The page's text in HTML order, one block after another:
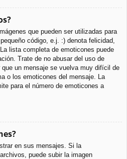
que pueden ser utilizadas para
código, e.j. :) denota felicidad,
lista completa de emoticones puede
Trate de no abusar del uso de
un mensaje se vuelva muy difícil de
o los emoticones del mensaje. La
para el número de emoticones a
en sus mensajes. Si la
puede subir la imagen